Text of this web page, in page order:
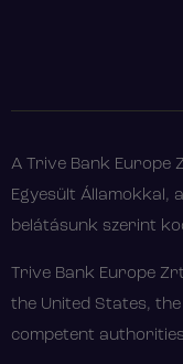
A Trive Bank Europe
Egyesült Államokkal,
belátásunk szerint
Trive Bank Europe
the United States,
competent